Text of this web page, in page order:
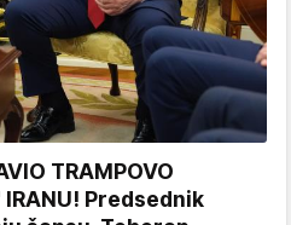
TRAMPOVO
IRANU! Predsednik